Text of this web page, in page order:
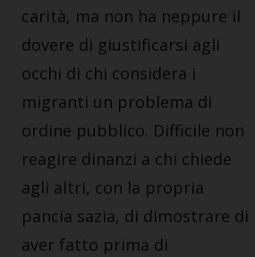
carità, ma non ha neppure il
dovere di giustificarsi agli
occhi di chi considera i
migranti un problema di
ordine pubblico. Difficile non
reagire dinanzi a chi chiede
agli altri, con la propria
pancia sazia, di dimostrare di
aver fatto prima di